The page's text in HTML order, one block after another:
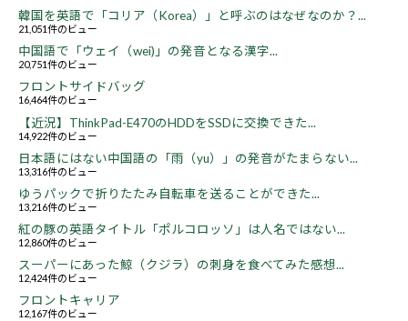
韓国を英語で「コリア（Korea）」と呼ぶのはなぜなのか？...
21,051件のビュー
中国語で「ウェイ（wei)」の発音となる漢字...
20,751件のビュー
フロントサイドバッグ
16,464件のビュー
【近況】ThinkPad-E470のHDDをSSDに交換できた...
14,922件のビュー
日本語にはない中国語の「雨（yu）」の発音がたまらない...
13,316件のビュー
ゆうパックで折りたたみ自転車を送ることができた...
13,216件のビュー
紅の豚の英語タイトル「ポルコロッソ」は人名ではない...
12,860件のビュー
スーパーにあった鯨（クジラ）の刺身を食べてみた感想...
12,424件のビュー
フロントキャリア
12,167件のビュー